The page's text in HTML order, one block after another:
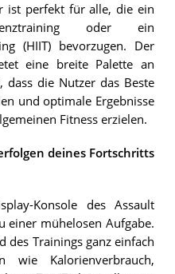
ist perfekt für alle, die ein
oder ein
(HIIT) bevorzugen. Der
eine breite Palette an
die Nutzer das Beste
und optimale Ergebnisse
Fitness erzielen.
deines Fortschritts
Konsole des Assault
einer mühelosen Aufgabe.
des Trainings ganz einfach
wie Kalorienverbrauch,